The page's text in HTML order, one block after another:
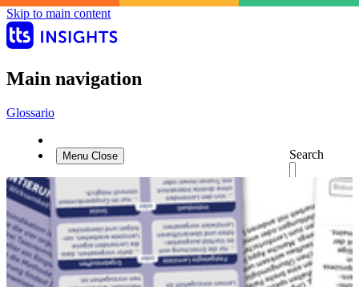
Skip to main content
Main navigation
Glossario
Search
Menu Close